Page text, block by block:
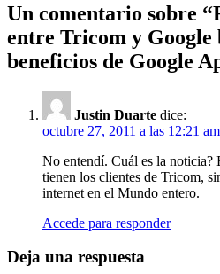
Un comentario sobre “
entre Tricom y Google
beneficios de Google
Justin Duarte dice:
octubre 27, 2011 a las 12:21 am
No entendí. Cuál es la noticia?
tienen los clientes de Tricom,
internet en el Mundo entero.
Accede para responder
Deja una respuesta